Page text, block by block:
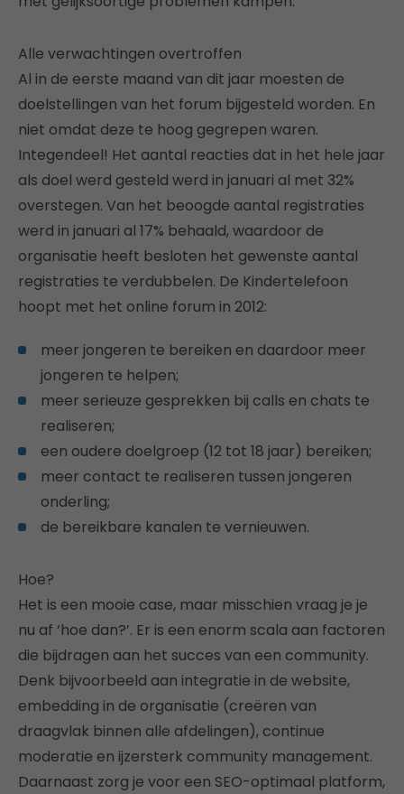
Alle verwachtingen overtroffen
Al in de eerste maand van dit jaar moesten de
doelstellingen van het forum bijgesteld worden. En
niet omdat deze te hoog gegrepen waren.
Integendeel! Het aantal reacties dat in het hele jaar
als doel werd gesteld werd in januari al met 32%
overstegen. Van het beoogde aantal registraties
werd in januari al 17% behaald, waardoor de
organisatie heeft besloten het gewenste aantal
registraties te verdubbelen. De Kindertelefoon
hoopt met het online forum in 2012:
meer jongeren te bereiken en daardoor meer
jongeren te helpen;
meer serieuze gesprekken bij calls en chats te
realiseren;
een oudere doelgroep (12 tot 18 jaar) bereiken;
meer contact te realiseren tussen jongeren
onderling;
de bereikbare kanalen te vernieuwen.
Hoe?
Het is een mooie case, maar misschien vraag je je
nu af ‘hoe dan?’. Er is een enorm scala aan factoren
die bijdragen aan het succes van een community.
Denk bijvoorbeeld aan integratie in de website,
embedding in de organisatie (creëren van
draagvlak binnen alle afdelingen), continue
moderatie en ijzersterk community management.
Daarnaast zorg je voor een SEO-optimaal platform,